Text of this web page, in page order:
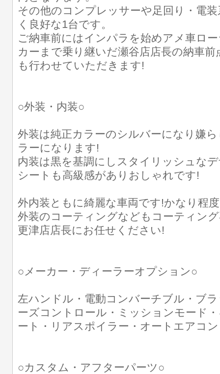
その他のコンプレッサーや足回り・電
く良好な1台です。
ご納車前にはインパラを始めアメ車ロ
カーまで乗り継いだ瀬谷店店長の納車
も行わせていただきます!
○外装・内装○
外装は純正カラーのシルバーになり嫌
ラーになります!
内装は黒を基調にしスタイリッシュな
シートも高級感がありおしゃれです!
外内装ともに綺麗な車両です!かなり程
外装のコーティングなどもコーティン
更津店店長にお任せください!
○メーカー・ディーラーオプション○
左ハンドル・電動コンバーチブル・ブ
ーズコントロール・ミッションモード
ート・リアスポイラー・オートエアコン
○カスタム・アフターパーツ○